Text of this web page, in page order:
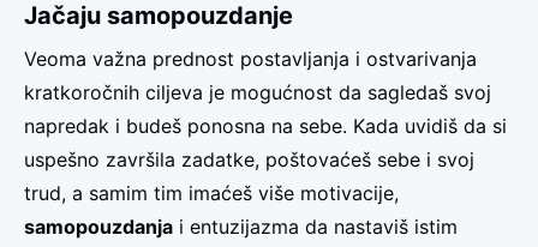
Jačaju samopouzdanje
Veoma važna prednost postavljanja i ostvarivanja
kratkoročnih ciljeva je mogućnost da sagledaš svoj
napredak i budeš ponosna na sebe. Kada uvidiš da si
uspešno završila zadatke, poštovaćeš sebe i svoj
trud, a samim tim imaćeš više motivacije,
samopouzdanja i entuzijazma da nastaviš istim